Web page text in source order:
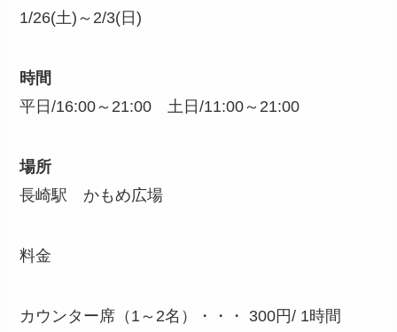
1/26(土)～2/3(日)
時間
平日/16:00～21:00 土日/11:00～21:00
場所
長崎駅 かもめ広場
料金
カウンター席（1～2名）・・・ 300円/ 1時間